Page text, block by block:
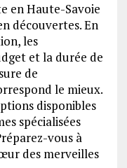
en Haute-Savoie
découvertes. En
les
et la durée de
de
le mieux.
disponibles
spécialisées
vous à
des merveilles